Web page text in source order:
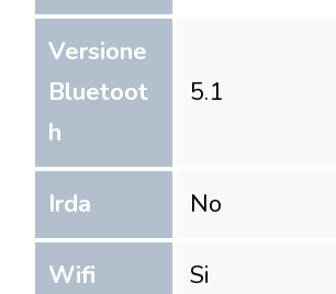
Versione
Bluetoot
h
5.1
Irda No
Wifi Si